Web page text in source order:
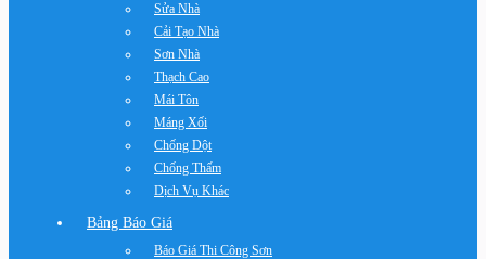
Sửa Nhà
Cải Tạo Nhà
Sơn Nhà
Thạch Cao
Mái Tôn
Máng Xối
Chống Dột
Chống Thấm
Dịch Vụ Khác
Bảng Báo Giá
Báo Giá Thi Công Sơn